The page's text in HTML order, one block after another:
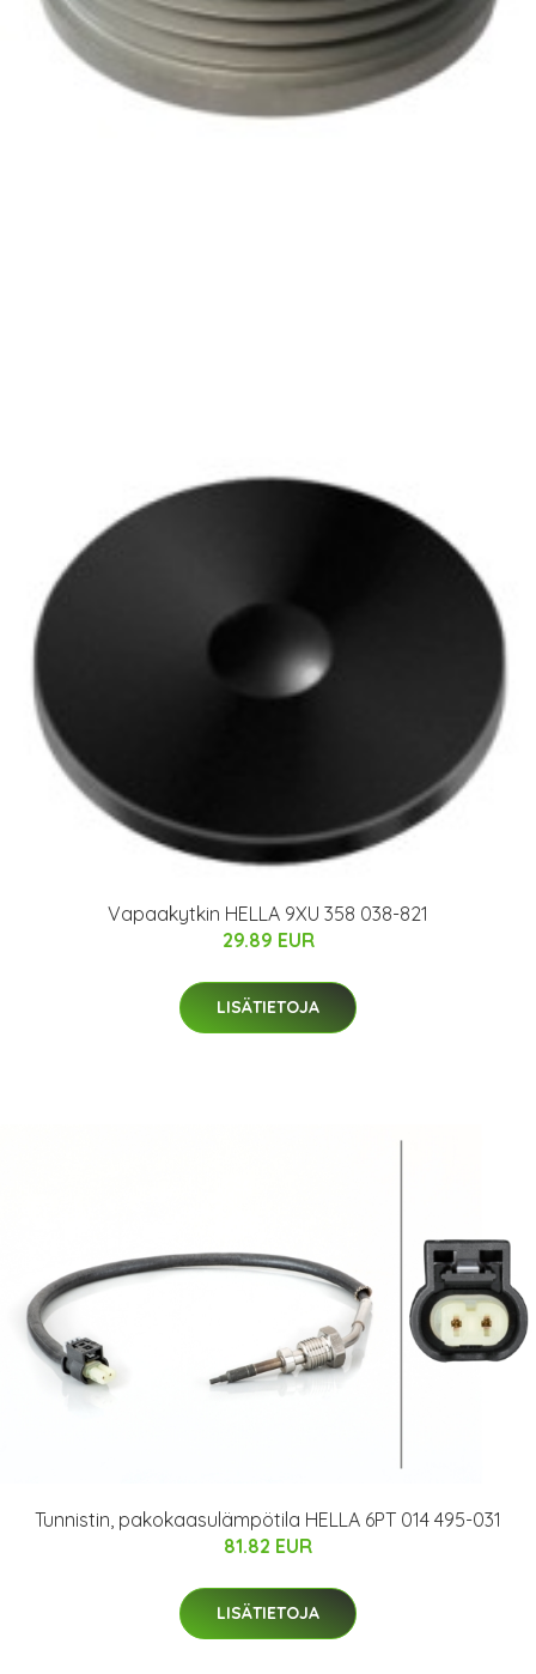
Vapaakytkin HELLA 9XU 358 038-821
29.89 EUR
LISÄTIETOJA
Tunnistin, pakokaasulämpötila HELLA 6PT 014 495-031
81.82 EUR
LISÄTIETOJA